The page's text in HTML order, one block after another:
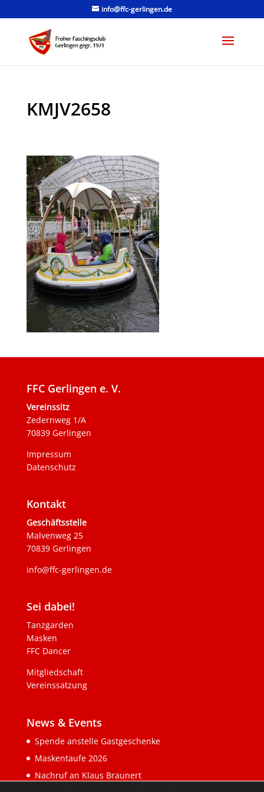
info@ffc-gerlingen.de
KMJV2658
FFC Gerlingen e. V.
Vereinssitz
Zedernweg 1/A
70839 Gerlingen
Impressum
Datenschutz
Kontakt
Geschäftsstelle
Malvenweg 25
70839 Gerlingen
info@ffc-gerlingen.de
Sei dabei!
Tanzgarden
Masken
FFC Dancer
Mitgliedschaft
Vereinssatzung
News & Events
Spende anstelle Gastgeschenke
Maskentaufe 2026
Nachruf an Klaus Braunert